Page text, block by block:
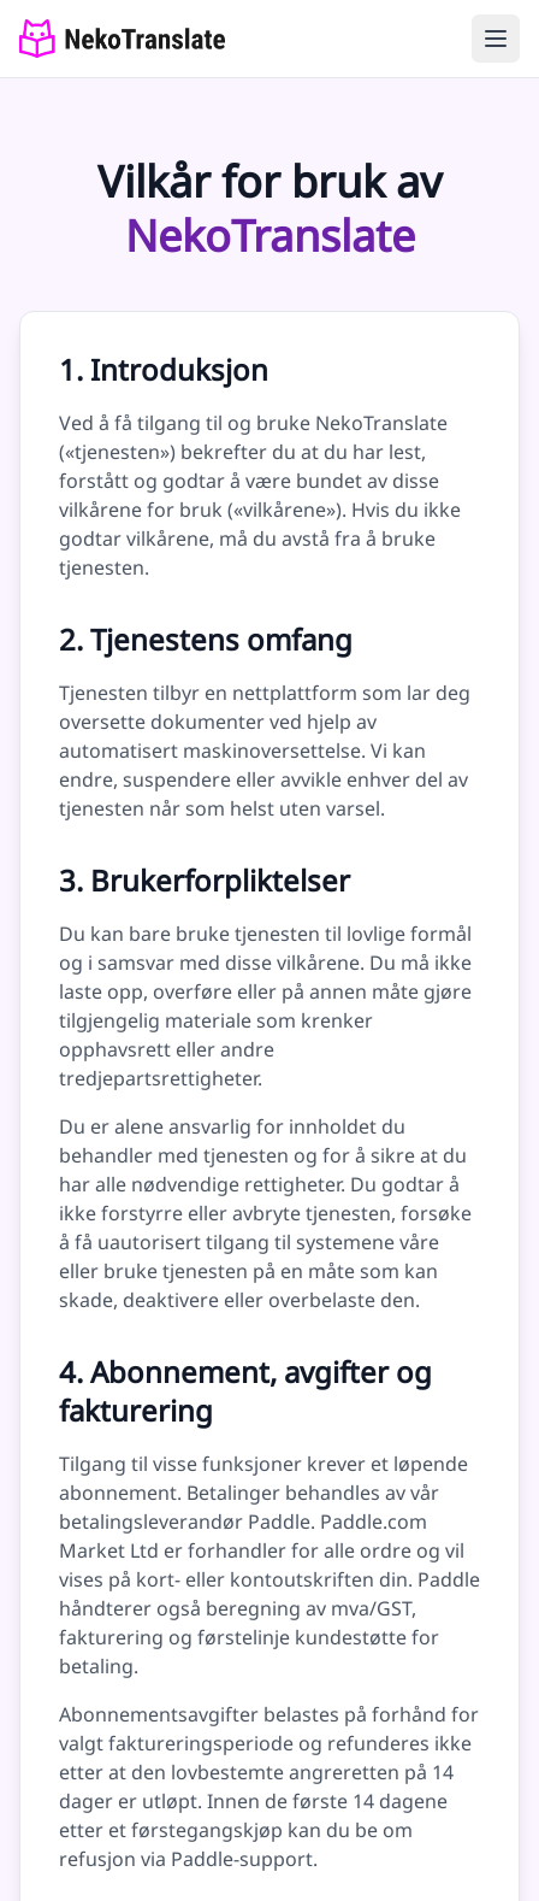
Vilkår for bruk av
NekoTranslate
1. Introduksjon
Ved å få tilgang til og bruke NekoTranslate
(«tjenesten») bekrefter du at du har lest,
forstått og godtar å være bundet av disse
vilkårene for bruk («vilkårene»). Hvis du ikke
godtar vilkårene, må du avstå fra å bruke
tjenesten.
2. Tjenestens omfang
Tjenesten tilbyr en nettplattform som lar deg
oversette dokumenter ved hjelp av
automatisert maskinoversettelse. Vi kan
endre, suspendere eller avvikle enhver del av
tjenesten når som helst uten varsel.
3. Brukerforpliktelser
Du kan bare bruke tjenesten til lovlige formål
og i samsvar med disse vilkårene. Du må ikke
laste opp, overføre eller på annen måte gjøre
tilgjengelig materiale som krenker
opphavsrett eller andre
tredjepartsrettigheter.
Du er alene ansvarlig for innholdet du
behandler med tjenesten og for å sikre at du
har alle nødvendige rettigheter. Du godtar å
ikke forstyrre eller avbryte tjenesten, forsøke
å få uautorisert tilgang til systemene våre
eller bruke tjenesten på en måte som kan
skade, deaktivere eller overbelaste den.
4. Abonnement, avgifter og
fakturering
Tilgang til visse funksjoner krever et løpende
abonnement. Betalinger behandles av vår
betalingsleverandør Paddle. Paddle.com
Market Ltd er forhandler for alle ordre og vil
vises på kort- eller kontoutskriften din. Paddle
håndterer også beregning av mva/GST,
fakturering og førstelinje kundestøtte for
betaling.
Abonnementsavgifter belastes på forhånd for
valgt faktureringsperiode og refunderes ikke
etter at den lovbestemte angreretten på 14
dager er utløpt. Innen de første 14 dagene
etter et førstegangskjøp kan du be om
refusjon via Paddle-support.